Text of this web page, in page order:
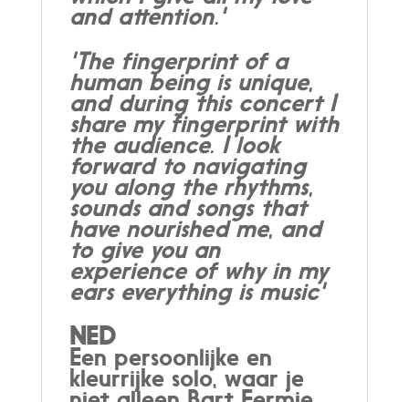
and attention.'
'The fingerprint of a
human being is unique,
and during this concert I
share my fingerprint with
the audience. I look
forward to navigating
you along the rhythms,
sounds and songs that
have nourished me, and
to give you an
experience of why in my
ears everything is music'
NED
Een persoonlijke en
kleurrijke solo, waar je